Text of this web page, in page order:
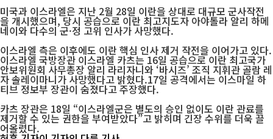
미국과 이스라엘은 지난 2월 28일 이란을 상대로 대규모 군사작전
을 개시했으며, 당시 공습으로 이란 최고지도자 아야톨라 알리 하메
네이와 다수의 군·정 고위 인사가 사망했다.
이스라엘 측은 이후에도 이란 핵심 인사 제거 작전을 이어가고 있다.
이스라엘 국방장관 이스라엘 카츠는 16일 공습으로 이란 최고국가
안보위원회 사무총장 알리 라리자니와 ‘바시즈’ 조직 지휘관 골람 레
자 솔레이마니가 사망했다고 밝혔다.17일 공격에서는 이스마일 하
티브 정보부 장관이 숨졌다고 주장했다.
카츠 장관은 18일 “이스라엘군은 별도의 승인 없이도 이란 관료를
제거할 수 있는 권한을 부여받았다”고 밝히며 긴장 수위를 더욱 끌
어올렸다.